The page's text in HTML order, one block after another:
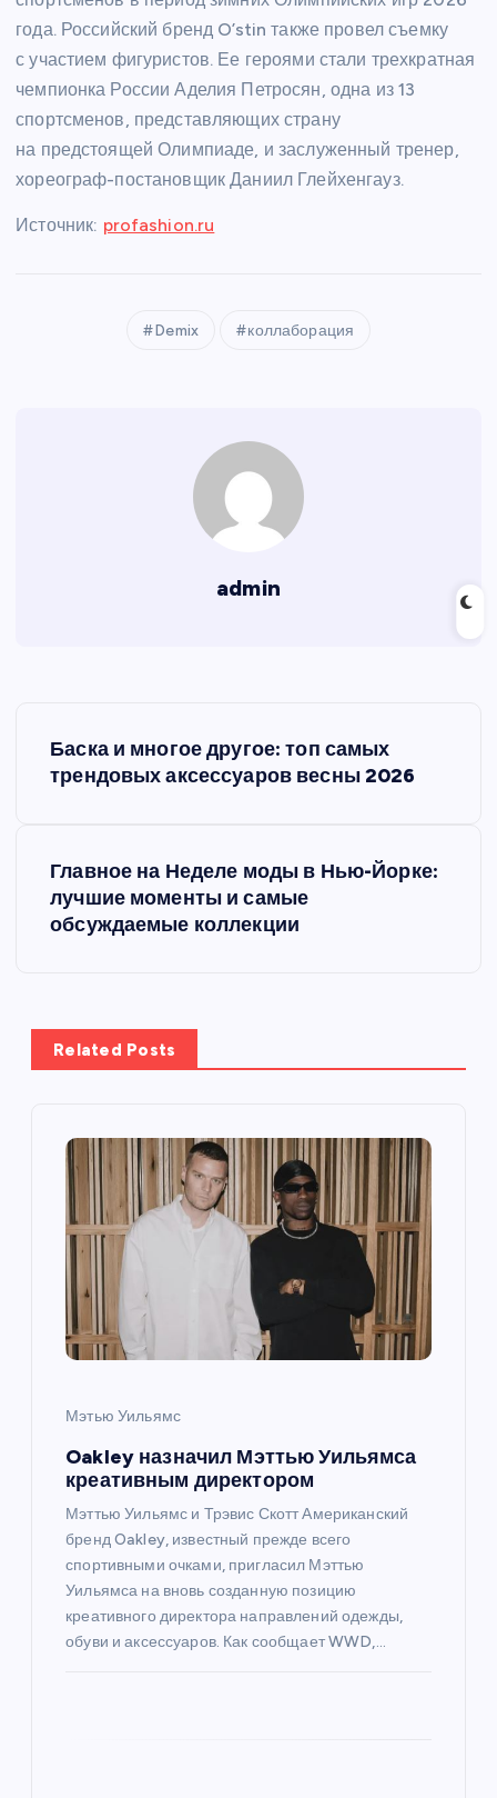
года. Российский бренд O’stin также провел съемку
с участием фигуристов. Ее героями стали трехкратная
чемпионка России Аделия Петросян, одна из 13
спортсменов, представляющих страну
на предстоящей Олимпиаде, и заслуженный тренер,
хореограф-постановщик Даниил Глейхенгауз.
Источник: profashion.ru
Demix коллаборация
admin
Баска и многое другое: топ самых
трендовых аксессуаров весны 2026
Главное на Неделе моды в Нью-Йорке:
лучшие моменты и самые
обсуждаемые коллекции
Related Posts
Мэтью Уильямс
Oakley назначил Мэттью Уильямса
креативным директором
Мэттью Уильямс и Трэвис Скотт Американский
бренд Oakley, известный прежде всего
спортивными очками, пригласил Мэттью
Уильямса на вновь созданную позицию
креативного директора направлений одежды,
обуви и аксессуаров. Как сообщает WWD,…